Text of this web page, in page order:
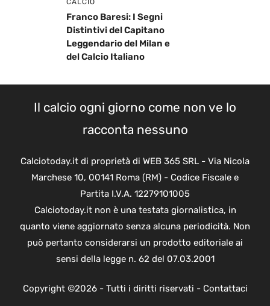
CALCIO
Franco Baresi: I Segni
Distintivi del Capitano
Leggendario del Milan e
del Calcio Italiano
Il calcio ogni giorno come non ve lo
racconta nessuno
Calciotoday.it di proprietà di WEB 365 SRL - Via Nicola
Marchese 10, 00141 Roma (RM) - Codice Fiscale e
Partita I.V.A. 12279101005
Calciotoday.it non è una testata giornalistica, in
quanto viene aggiornato senza alcuna periodicità. Non
può pertanto considerarsi un prodotto editoriale ai
sensi della legge n. 62 del 07.03.2001
Copyright ©2026 - Tutti i diritti riservati - Contattaci